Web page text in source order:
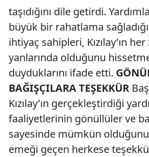
taşıdığını dile getirdi.
büyük bir rahatlama
ihtiyaç sahipleri, Kızılay’ın
yanlarında olduğunu
duyduklarını ifade etti.
BAĞIŞÇILARA TEŞEKKÜR
Kızılay’ın gerçekleştirdiği
faaliyetlerinin gönüllüler ve
sayesinde mümkün
emeği geçen herkese